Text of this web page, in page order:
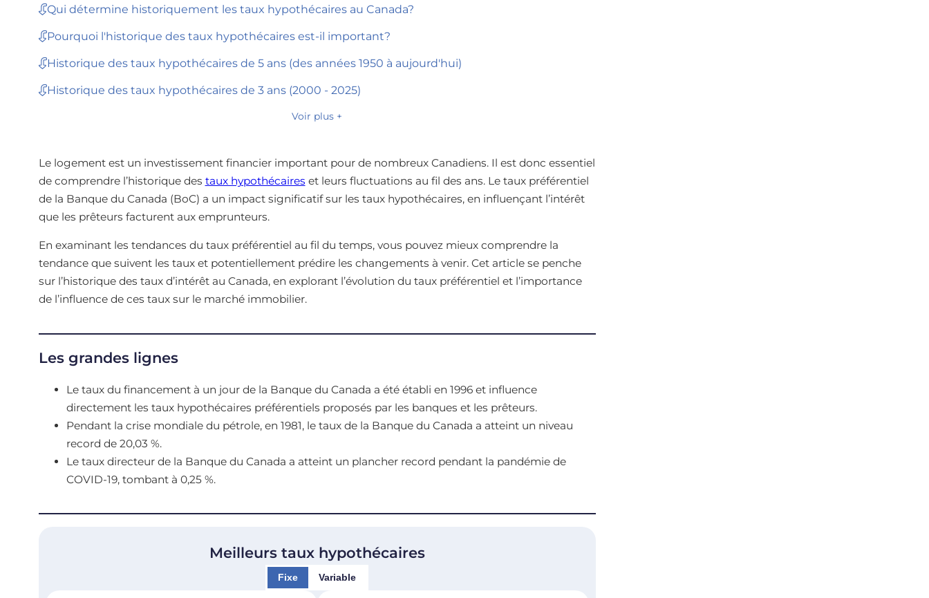
Qui détermine historiquement les taux hypothécaires au Canada?
Pourquoi l'historique des taux hypothécaires est-il important?
Historique des taux hypothécaires de 5 ans (des années 1950 à aujourd'hui)
Historique des taux hypothécaires de 3 ans (2000 - 2025)
Voir plus +
Le logement est un investissement financier important pour de nombreux Canadiens. Il est donc essentiel
de comprendre l’historique des taux hypothécaires et leurs fluctuations au fil des ans. Le taux préférentiel
de la Banque du Canada (BoC) a un impact significatif sur les taux hypothécaires, en influençant l’intérêt
que les prêteurs facturent aux emprunteurs.
En examinant les tendances du taux préférentiel au fil du temps, vous pouvez mieux comprendre la
tendance que suivent les taux et potentiellement prédire les changements à venir. Cet article se penche
sur l’historique des taux d’intérêt au Canada, en explorant l’évolution du taux préférentiel et l’importance
de l’influence de ces taux sur le marché immobilier.
Les grandes lignes
Le taux du financement à un jour de la Banque du Canada a été établi en 1996 et influence
directement les taux hypothécaires préférentiels proposés par les banques et les prêteurs.
Pendant la crise mondiale du pétrole, en 1981, le taux de la Banque du Canada a atteint un niveau
record de 20,03 %.
Le taux directeur de la Banque du Canada a atteint un plancher record pendant la pandémie de
COVID-19, tombant à 0,25 %.
Meilleurs taux hypothécaires
Fixe Variable